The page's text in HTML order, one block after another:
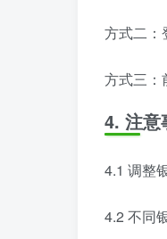
方式二：
方式三：
4. 注意
4.1 调整
4.2 不同